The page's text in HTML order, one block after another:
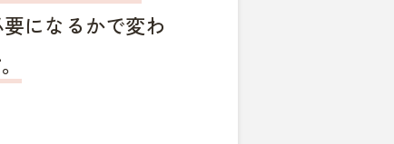
になるかで変わ